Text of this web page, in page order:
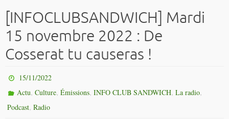
[INFOCLUBSANDWICH] Mardi
15 novembre 2022 : De
Cosserat tu causeras !
15/11/2022
Actu,Culture,Émissions,INFO CLUB SANDWICH,La radio,
Podcast, Radio